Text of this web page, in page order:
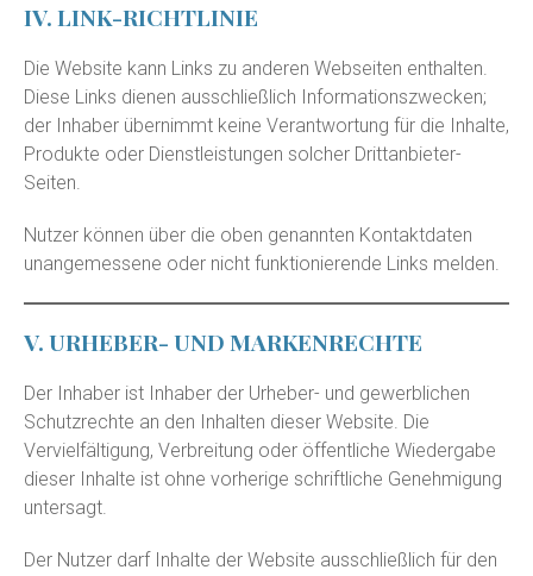
IV. LINK-RICHTLINIE
Die Website kann Links zu anderen Webseiten enthalten.
Diese Links dienen ausschließlich Informationszwecken;
der Inhaber übernimmt keine Verantwortung für die Inhalte,
Produkte oder Dienstleistungen solcher Drittanbieter-
Seiten.
Nutzer können über die oben genannten Kontaktdaten
unangemessene oder nicht funktionierende Links melden.
V. URHEBER- UND MARKENRECHTE
Der Inhaber ist Inhaber der Urheber- und gewerblichen
Schutzrechte an den Inhalten dieser Website. Die
Vervielfältigung, Verbreitung oder öffentliche Wiedergabe
dieser Inhalte ist ohne vorherige schriftliche Genehmigung
untersagt.
Der Nutzer darf Inhalte der Website ausschließlich für den